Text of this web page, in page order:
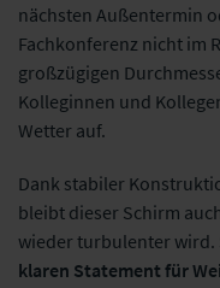
nächsten Außentermin
Fachkonferenz nicht im
großzügigen
Kolleginnen und
Wetter auf.
Dank stabiler
bleibt dieser Schirm
wieder turbulenter
klaren Statement für